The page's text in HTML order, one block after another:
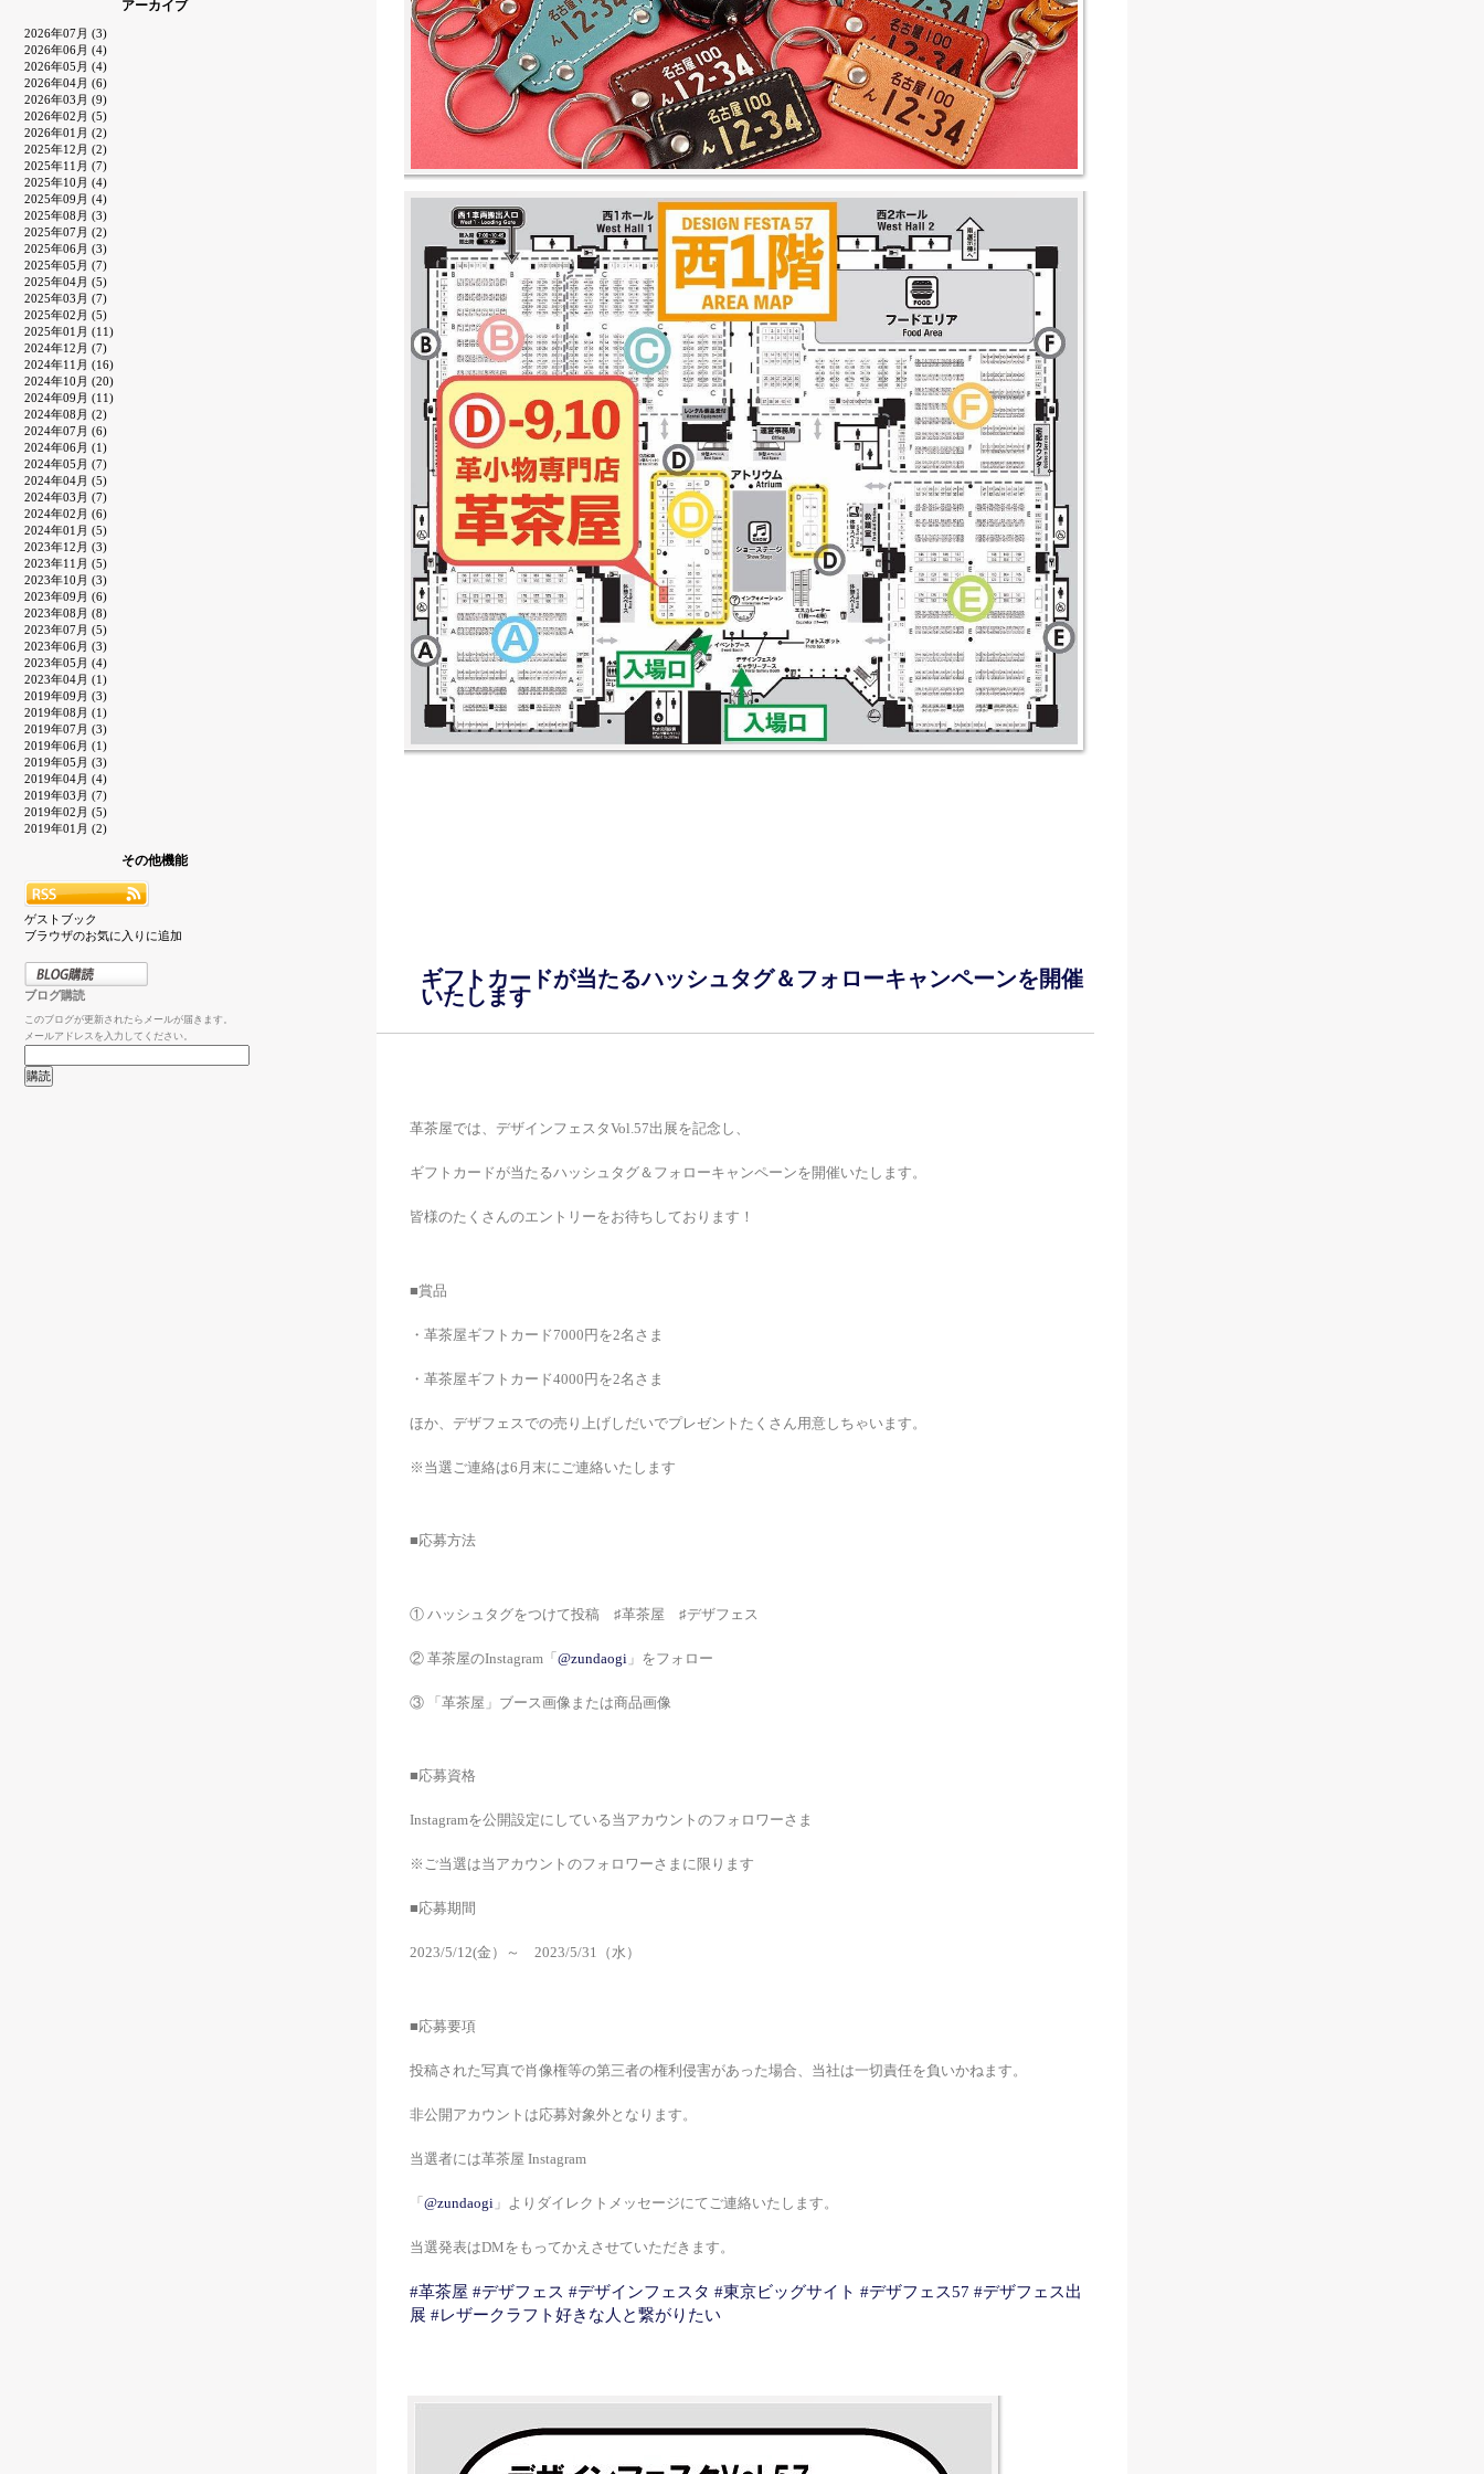
アーカイブ
2026年07月 (3)
2026年06月 (4)
2026年05月 (4)
2026年04月 (6)
2026年03月 (9)
2026年02月 (5)
2026年01月 (2)
2025年12月 (2)
2025年11月 (7)
2025年10月 (4)
2025年09月 (4)
2025年08月 (3)
2025年07月 (2)
2025年06月 (3)
2025年05月 (7)
2025年04月 (5)
2025年03月 (7)
2025年02月 (5)
2025年01月 (11)
2024年12月 (7)
2024年11月 (16)
2024年10月 (20)
2024年09月 (11)
2024年08月 (2)
2024年07月 (6)
2024年06月 (1)
2024年05月 (7)
2024年04月 (5)
2024年03月 (7)
2024年02月 (6)
2024年01月 (5)
2023年12月 (3)
2023年11月 (5)
2023年10月 (3)
2023年09月 (6)
2023年08月 (8)
2023年07月 (5)
2023年06月 (3)
2023年05月 (4)
2023年04月 (1)
2019年09月 (3)
2019年08月 (1)
2019年07月 (3)
2019年06月 (1)
2019年05月 (3)
2019年04月 (4)
2019年03月 (7)
2019年02月 (5)
2019年01月 (2)
その他機能
ゲストブック
ブラウザのお気に入りに追加
ブログ購読
このブログが更新されたらメールが届きます。
メールアドレスを入力してください。
ギフトカードが当たるハッシュタグ＆フォローキャンペーンを開催
いたします
革茶屋では、デザインフェスタVol.57出展を記念し、
ギフトカードが当たるハッシュタグ＆フォローキャンペーンを開催いたします。
皆様のたくさんのエントリーをお待ちしております！
■賞品
・革茶屋ギフトカード7000円を2名さま
・革茶屋ギフトカード4000円を2名さま
ほか、デザフェスでの売り上げしだいでプレゼントたくさん用意しちゃいます。
※当選ご連絡は6月末にご連絡いたします
■応募方法
① ハッシュタグをつけて投稿　♯革茶屋　♯デザフェス
② 革茶屋のInstagram「@zundaogi 」をフォロー
③ 「革茶屋」ブース画像または商品画像
■応募資格
Instagramを公開設定にしている当アカウントのフォロワーさま
※ご当選は当アカウントのフォロワーさまに限ります
■応募期間
2023/5/12(金）～　2023/5/31（水）
■応募要項
投稿された写真で肖像権等の第三者の権利侵害があった場合、当社は一切責任を負いかねます。
非公開アカウントは応募対象外となります。
当選者には革茶屋 Instagram
「@zundaogi 」よりダイレクトメッセージにてご連絡いたします。
当選発表はDMをもってかえさせていただきます。
#革茶屋 #デザフェス #デザインフェスタ #東京ビッグサイト #デザフェス57 #デザフェス出
展 #レザークラフト好きな人と繋がりたい